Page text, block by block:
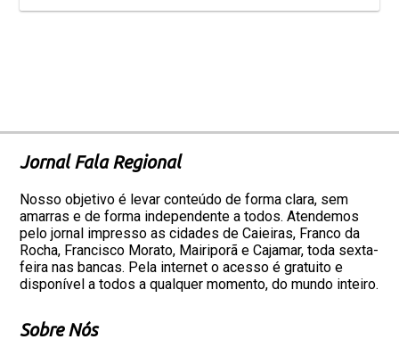
Jornal Fala Regional
Nosso objetivo é levar conteúdo de forma clara, sem
amarras e de forma independente a todos. Atendemos
pelo jornal impresso as cidades de Caieiras, Franco da
Rocha, Francisco Morato, Mairiporã e Cajamar, toda sexta-
feira nas bancas. Pela internet o acesso é gratuito e
disponível a todos a qualquer momento, do mundo inteiro.
Sobre Nós